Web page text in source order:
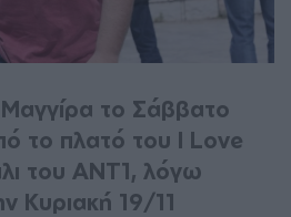
το Σάββατο
το πλατό του I Love
του ΑΝΤ1, λόγω
Κυριακή 19/11